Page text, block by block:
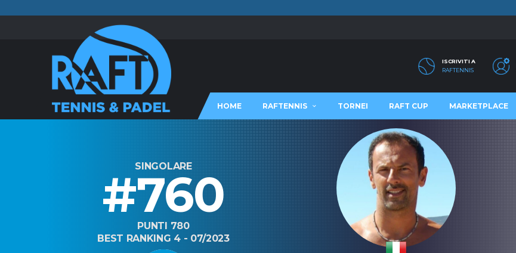
ISCRIVITI A
RAFTENNIS
HOME RAFTENNIS TORNEI RAFT CUP MARKETPLACE
SINGOLARE
#760
PUNTI 780
BEST RANKING 4 - 07/2023